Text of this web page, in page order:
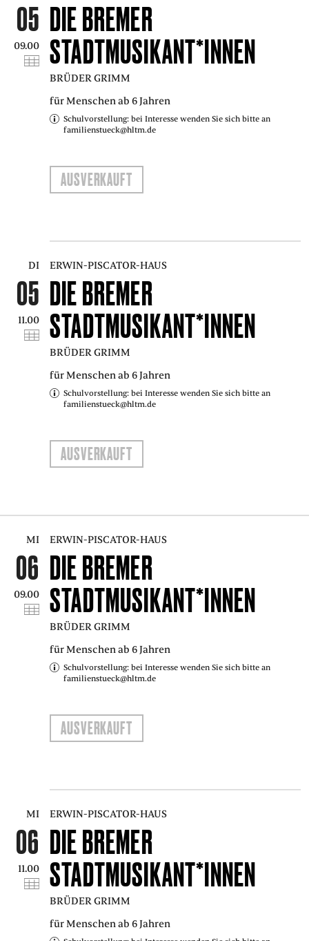
05
09.00
DIE BREMER
STADTMUSIKANT*INNEN
BRÜDER GRIMM
für Menschen ab 6 Jahren
Schulvorstellung: bei Interesse wenden Sie sich bitte an
familienstueck@hltm.de
AUSVERKAUFT
DI
05
11.00
ERWIN-PISCATOR-HAUS
DIE BREMER
STADTMUSIKANT*INNEN
BRÜDER GRIMM
für Menschen ab 6 Jahren
Schulvorstellung: bei Interesse wenden Sie sich bitte an
familienstueck@hltm.de
AUSVERKAUFT
MI
06
09.00
ERWIN-PISCATOR-HAUS
DIE BREMER
STADTMUSIKANT*INNEN
BRÜDER GRIMM
für Menschen ab 6 Jahren
Schulvorstellung: bei Interesse wenden Sie sich bitte an
familienstueck@hltm.de
AUSVERKAUFT
MI
06
11.00
ERWIN-PISCATOR-HAUS
DIE BREMER
STADTMUSIKANT*INNEN
BRÜDER GRIMM
für Menschen ab 6 Jahren